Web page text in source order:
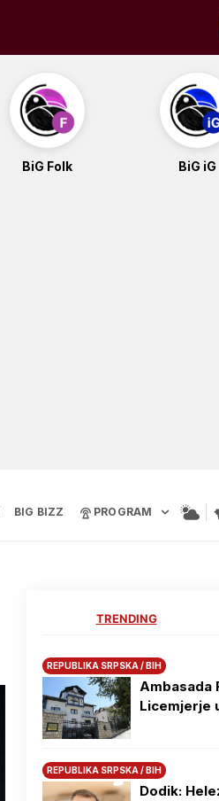
BiG Folk BiG iG
BIG BIZZ PROGRAM
TRENDING
REPUBLIKA SRPSKA / BIH
Ambasada
Licemjerje
REPUBLIKA SRPSKA / BIH
Dodik: